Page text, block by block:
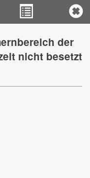
der
nicht besetzt